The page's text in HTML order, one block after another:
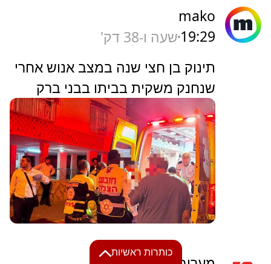
כותרות ראשיות
mako
19:29 שעה ו-38 דק'
תינוק בן חצי שנה במצב אנוש אחרי
שנחנק משקית בביתו בבני ברק